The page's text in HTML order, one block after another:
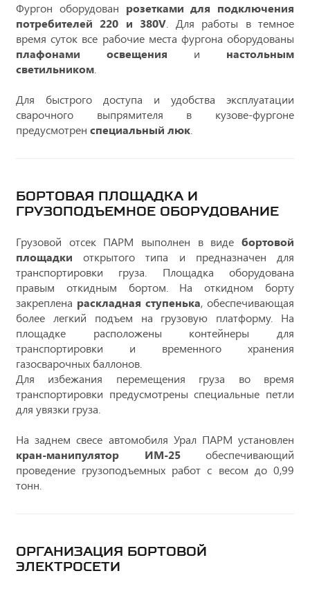
Фургон оборудован розетками для подключения
потребителей 220 и 380V. Для работы в темное
время суток все рабочие места фургона оборудованы
плафонами освещения и настольным
светильником.
Для быстрого доступа и удобства эксплуатации
сварочного выпрямителя в кузове-фургоне
предусмотрен специальный люк.
БОРТОВАЯ ПЛОЩАДКА И
ГРУЗОПОДЪЕМНОЕ ОБОРУДОВАНИЕ
Грузовой отсек ПАРМ выполнен в виде бортовой
площадки открытого типа и предназначен для
транспортировки груза. Площадка оборудована
правым откидным бортом. На откидном борту
закреплена раскладная ступенька, обеспечивающая
более легкий подъем на грузовую платформу. На
площадке расположены контейнеры для
транспортировки и временного хранения
газосварочных баллонов.
Для избежания перемещения груза во время
транспортировки предусмотрены специальные петли
для увязки груза.
На заднем свесе автомобиля Урал ПАРМ установлен
кран-манипулятор ИМ-25обеспечивающий
проведение грузоподъемных работ с весом до 0,99
тонн.
ОРГАНИЗАЦИЯ БОРТОВОЙ
ЭЛЕКТРОСЕТИ